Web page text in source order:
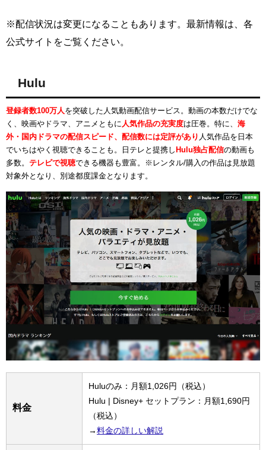
※配信状況は変更になることもあります。最新情報は、各
公式サイトをご覧ください。
Hulu
登録者数100万人 を突破した人気動画配信サービス。動画の本数だけでな
く、映画やドラマ、アニメともに 人気作品の充実度は圧巻。特に、 海
外・国内ドラマの配信スピード、配信数には定評があり 人気作品を日本
でいちはやく視聴できることも。日テレと提携し Hulu独占配信の動画も
多数。 テレビで視聴できる機器も豊富。※レンタル/購入の作品は見放題
対象外となり、別途都度課金となります。
料金
Huluのみ：月額1,026円（税込）
Hulu | Disney+ セットプラン：月額1,690円
（税込）
→料金の詳しい解説